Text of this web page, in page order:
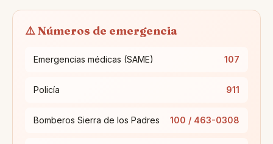
⚠️ Números de emergencia
Emergencias médicas (SAME) 107
Policía 911
Bomberos Sierra de los Padres 100 / 463-0308